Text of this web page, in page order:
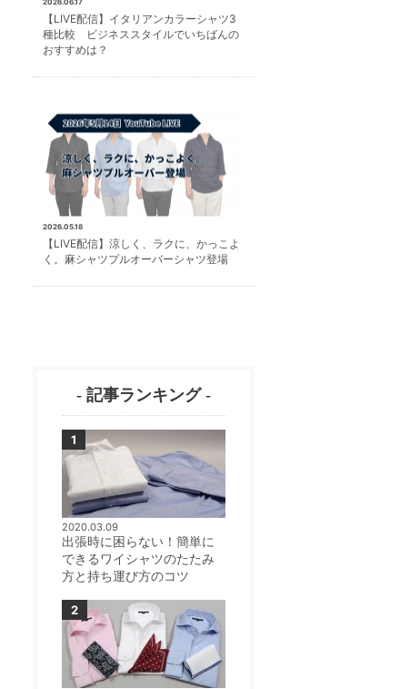
【LIVE配信】イタリアンカラーシャツ3
種比較 ビジネススタイルでいちばんの
おすすめは？
2026.05.18
【LIVE配信】涼しく、ラクに、かっこよ
く。麻シャツプルオーバーシャツ登場
- 記事ランキング -
2020.03.09
出張時に困らない！簡単に
できるワイシャツのたたみ
方と持ち運び方のコツ